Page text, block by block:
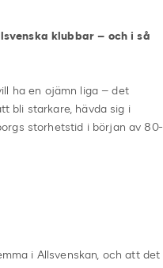
klubbar – och i så
ha en ojämn liga – det
bli starkare, hävda sig i
storhetstid i början av 80-
i Allsvenskan, och att det